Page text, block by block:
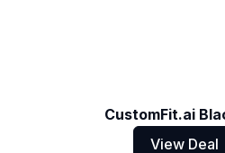
CustomFit.ai
View Deal